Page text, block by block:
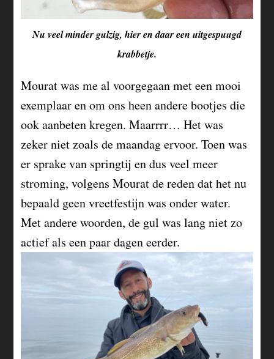
Nu veel minder gulzig, hier en daar een uitgespuugd
krabbetje.
Mourat was me al voorgegaan met een mooi
exemplaar en om ons heen andere bootjes die
ook aanbeten kregen. Maarrrr… Het was
zeker niet zoals de maandag ervoor. Toen was
er sprake van springtij en dus veel meer
stroming, volgens Mourat de reden dat het nu
bepaald geen vreetfestijn was onder water.
Met andere woorden, de gul was lang niet zo
actief als een paar dagen eerder.